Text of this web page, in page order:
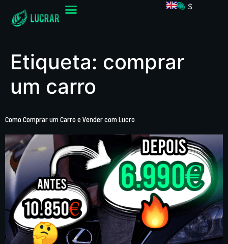
$
Etiqueta: comprar
um carro
Como Comprar um Carro e Vender com Lucro